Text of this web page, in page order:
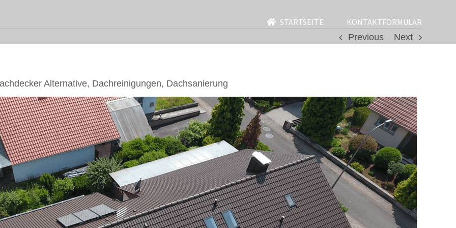
STARTSEITE
KONTAKTFORMULAR
Previous
Next
Alternative, Dachreinigungen, Dachsanierung